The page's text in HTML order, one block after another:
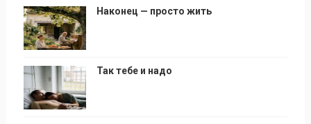
Наконец — просто жить
Так тебе и надо